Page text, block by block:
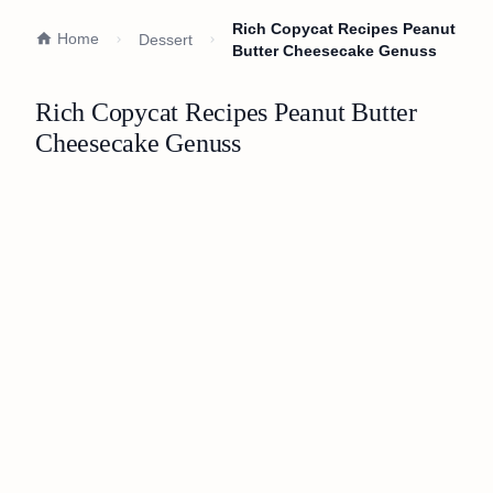
Home Dessert
Rich Copycat Recipes Peanut
Butter Cheesecake Genuss
Rich Copycat Recipes Peanut Butter
Cheesecake Genuss